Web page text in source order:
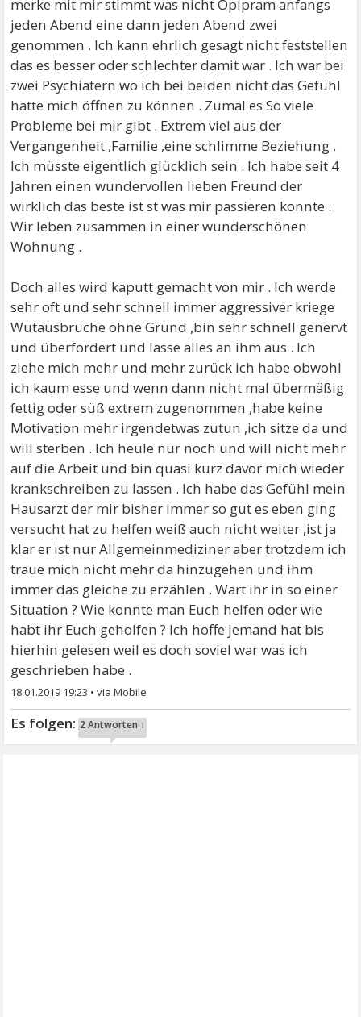
merke mit mir stimmt was nicht Opipram anfangs
jeden Abend eine dann jeden Abend zwei
genommen . Ich kann ehrlich gesagt nicht feststellen
das es besser oder schlechter damit war . Ich war bei
zwei Psychiatern wo ich bei beiden nicht das Gefühl
hatte mich öffnen zu können . Zumal es So viele
Probleme bei mir gibt . Extrem viel aus der
Vergangenheit ,Familie ,eine schlimme Beziehung .
Ich müsste eigentlich glücklich sein . Ich habe seit 4
Jahren einen wundervollen lieben Freund der
wirklich das beste ist st was mir passieren konnte .
Wir leben zusammen in einer wunderschönen
Wohnung .
Doch alles wird kaputt gemacht von mir . Ich werde
sehr oft und sehr schnell immer aggressiver kriege
Wutausbrüche ohne Grund ,bin sehr schnell genervt
und überfordert und lasse alles an ihm aus . Ich
ziehe mich mehr und mehr zurück ich habe obwohl
ich kaum esse und wenn dann nicht mal übermäßig
fettig oder süß extrem zugenommen ,habe keine
Motivation mehr irgendetwas zutun ,ich sitze da und
will sterben . Ich heule nur noch und will nicht mehr
auf die Arbeit und bin quasi kurz davor mich wieder
krankschreiben zu lassen . Ich habe das Gefühl mein
Hausarzt der mir bisher immer so gut es eben ging
versucht hat zu helfen weiß auch nicht weiter ,ist ja
klar er ist nur Allgemeinmediziner aber trotzdem ich
traue mich nicht mehr da hinzugehen und ihm
immer das gleiche zu erzählen . Wart ihr in so einer
Situation ? Wie konnte man Euch helfen oder wie
habt ihr Euch geholfen ? Ich hoffe jemand hat bis
hierhin gelesen weil es doch soviel war was ich
geschrieben habe .
18.01.2019 19:23 •
2 Antworten ↓